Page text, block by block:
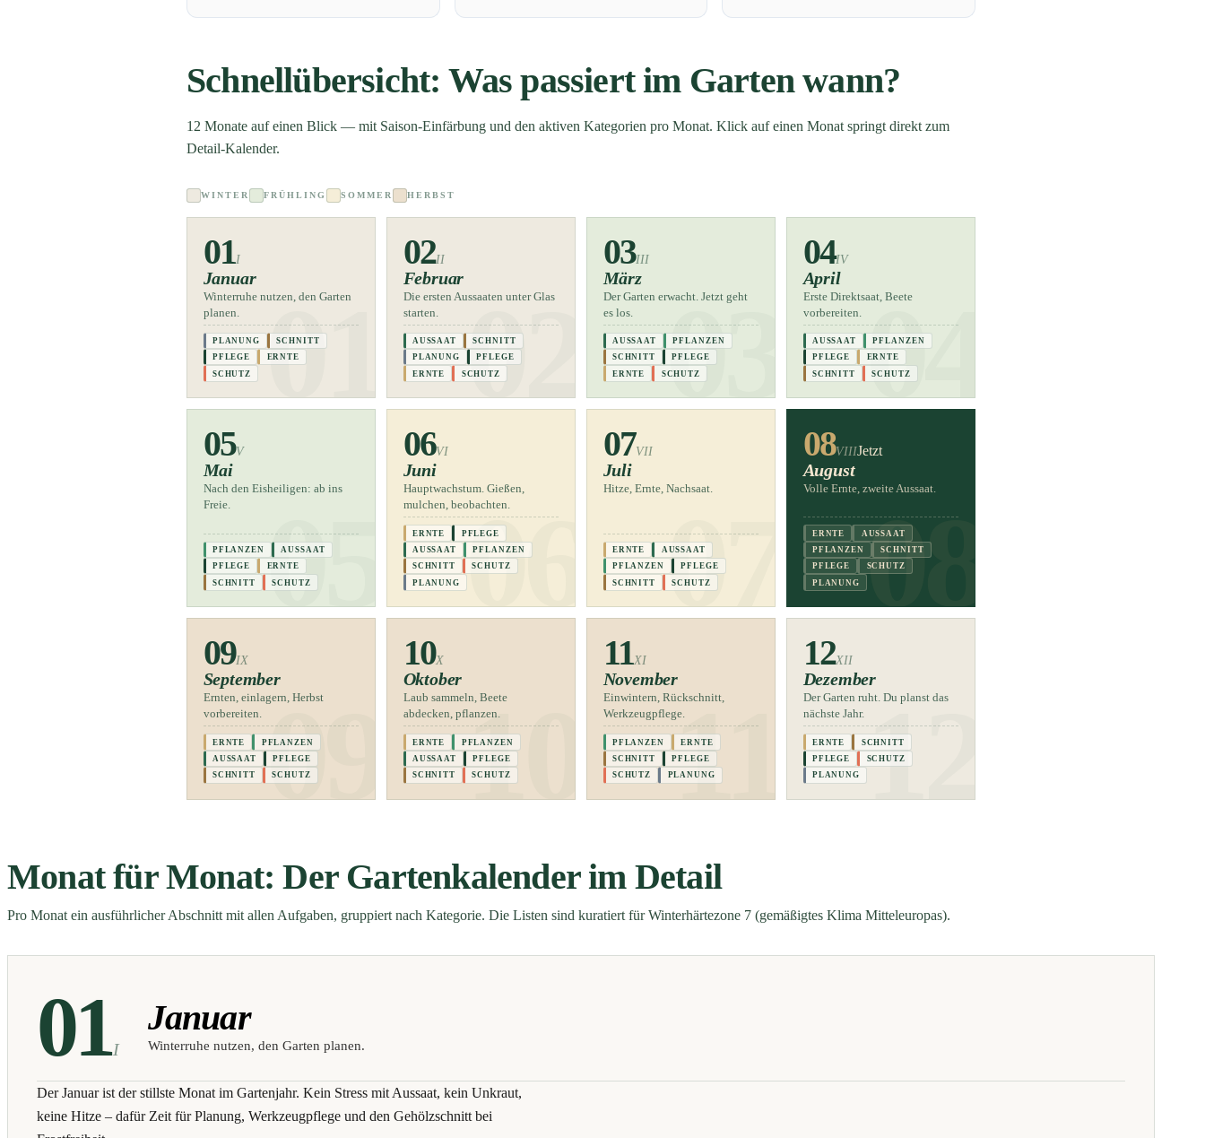
Schnellübersicht: Was passiert im Garten wann?
12 Monate auf einen Blick — mit Saison-Einfärbung und den aktiven Kategorien pro Monat. Klick auf einen Monat springt direkt zum
Detail-Kalender.
WINTER FRÜHLING SOMMER HERBST
01I
Januar
Winterruhe nutzen, den Garten
planen.
PLANUNG
SCHNITT
PFLEGE
ERNTE
SCHUTZ
02II
Februar
Die ersten Aussaaten unter Glas
starten.
AUSSAAT
SCHNITT
PLANUNG
PFLEGE
ERNTE
SCHUTZ
03III
März
Der Garten erwacht. Jetzt geht
es los.
AUSSAAT
PFLANZEN
SCHNITT
PFLEGE
ERNTE
SCHUTZ
04IV
April
Erste Direktsaat, Beete
vorbereiten.
AUSSAAT
PFLANZEN
PFLEGE
ERNTE
SCHNITT
SCHUTZ
05V
Mai
Nach den Eisheiligen: ab ins
Freie.
PFLANZEN
AUSSAAT
PFLEGE
ERNTE
SCHNITT
SCHUTZ
06VI
Juni
Hauptwachstum. Gießen,
mulchen, beobachten.
ERNTE
PFLEGE
AUSSAAT
PFLANZEN
SCHNITT
SCHUTZ
PLANUNG
07VII
Juli
Hitze, Ernte, Nachsaat.
ERNTE
AUSSAAT
PFLANZEN
PFLEGE
SCHNITT
SCHUTZ
08VIIIJetzt
August
Volle Ernte, zweite Aussaat.
ERNTE
AUSSAAT
PFLANZEN
SCHNITT
PFLEGE
SCHUTZ
PLANUNG
09IX
September
Ernten, einlagern, Herbst
vorbereiten.
ERNTE
PFLANZEN
AUSSAAT
PFLEGE
SCHNITT
SCHUTZ
10X
Oktober
Laub sammeln, Beete
abdecken, pflanzen.
ERNTE
PFLANZEN
AUSSAAT
PFLEGE
SCHNITT
SCHUTZ
11XI
November
Einwintern, Rückschnitt,
Werkzeugpflege.
PFLANZEN
ERNTE
SCHNITT
PFLEGE
SCHUTZ
PLANUNG
12XII
Dezember
Der Garten ruht. Du planst das
nächste Jahr.
ERNTE
SCHNITT
PFLEGE
SCHUTZ
PLANUNG
Monat für Monat: Der Gartenkalender im Detail
Pro Monat ein ausführlicher Abschnitt mit allen Aufgaben, gruppiert nach Kategorie. Die Listen sind kuratiert für Winterhärtezone 7 (gemäßigtes Klima Mitteleuropas).
01I
Januar
Winterruhe nutzen, den Garten planen.
Der Januar ist der stillste Monat im Gartenjahr. Kein Stress mit Aussaat, kein Unkraut,
keine Hitze – dafür Zeit für Planung, Werkzeugpflege und den Gehölzschnitt bei